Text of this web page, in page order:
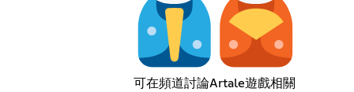
可在頻道討論Artale遊戲相關